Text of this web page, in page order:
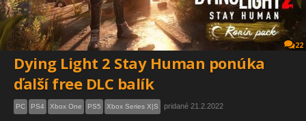
22
Dying Light 2 Stay Human ponúka
ďalší free DLC balík
PC PS4 Xbox One PS5 Xbox Series X|S pridané 21.2.2022